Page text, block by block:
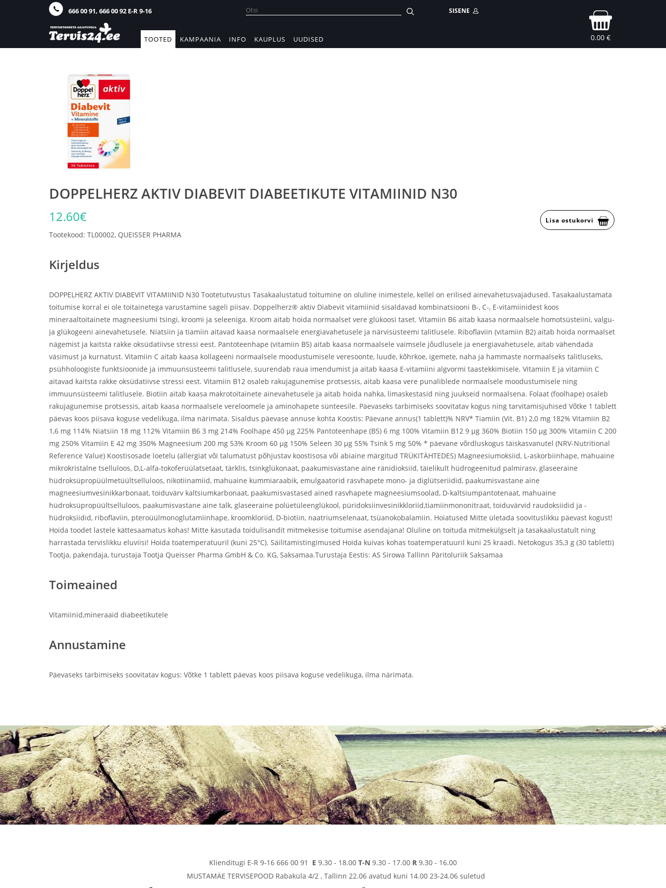
666 00 91, 666 00 92 E-R 9-16 SISENE
TOOTED KAMPAANIA INFO KAUPLUS UUDISED 0.00 €
DOPPELHERZ AKTIV DIABEVIT DIABEETIKUTE VITAMIINID N30
12.60€ Lisa ostukorvi
Tootekood: TL00002, QUEISSER PHARMA
Kirjeldus
DOPPELHERZ AKTIV DIABEVIT VITAMIINID N30 Tootetutvustus Tasakaalustatud toitumine on oluline inimestele, kellel on erilised ainevahetusvajadused. Tasakaalustamata
toitumise korral ei ole toitainetega varustamine sageli piisav. Doppelherz® aktiv Diabevit vitamiinid sisaldavad kombinatsiooni B-, C-, E-vitamiinidest koos
mineraaltoitainete magneesiumi tsingi, kroomi ja seleeniga. Kroom aitab hoida normaalset vere glükoosi taset. Vitamiin B6 aitab kaasa normaalsele homotsüsteiini, valgu-
ja glükogeeni ainevahetusele. Niatsiin ja tiamiin aitavad kaasa normaalsele energiavahetusele ja närvisüsteemi talitlusele. Riboflaviin (vitamiin B2) aitab hoida normaalset
nägemist ja kaitsta rakke oksüdatiivse stressi eest. Pantoteenhape (vitamiin B5) aitab kaasa normaalsele vaimsele jõudlusele ja energiavahetusele, aitab vähendada
väsimust ja kurnatust. Vitamiin C aitab kaasa kollageeni normaalsele moodustumisele veresoonte, luude, kõhrkoe, igemete, naha ja hammaste normaalseks talitluseks,
psühholoogiste funktsioonide ja immuunsüsteemi talitlusele, suurendab raua imendumist ja aitab kaasa E-vitamiini algvormi taastekkimisele. Vitamiin E ja vitamiin C
aitavad kaitsta rakke oksüdatiivse stressi eest. Vitamiin B12 osaleb rakujagunemise protsessis, aitab kaasa vere punaliblede normaalsele moodustumisele ning
immuunsüsteemi talitlusele. Biotiin aitab kaasa makrotoitainete ainevahetusele ja aitab hoida nahka, limaskestasid ning juukseid normaalsena. Folaat (foolhape) osaleb
rakujagunemise protsessis, aitab kaasa normaalsele vereloomele ja aminohapete sünteesile. Päevaseks tarbimiseks soovitatav kogus ning tarvitamisjuhised Võtke 1 tablett
päevas koos piisava koguse vedelikuga, ilma närimata. Sisaldus päevase annuse kohta Koostis: Päevane annus(1 tablett)% NRV* Tiamiin (Vit. B1) 2,0 mg 182% Vitamiin B2
1,6 mg 114% Niatsiin 18 mg 112% Vitamiin B6 3 mg 214% Foolhape 450 µg 225% Pantoteenhape (B5) 6 mg 100% Vitamiin B12 9 µg 360% Biotiin 150 µg 300% Vitamiin C 200
mg 250% Vitamiin E 42 mg 350% Magneesium 200 mg 53% Kroom 60 µg 150% Seleen 30 µg 55% Tsink 5 mg 50% * päevane võrdluskogus täiskasvanutel (NRV-Nutritional
Reference Value) Koostisosade loetelu (allergiat või talumatust põhjustav koostisosa või abiaine märgitud TRÜKITÄHTEDES) Magneesiumoksiid, L-askorbiinhape, mahuaine
mikrokristalne tselluloos, D,L-alfa-tokoferüülatsetaat, tärklis, tsinkglükonaat, paakumisvastane aine ränidioksiid, täielikult hüdrogeenitud palmirasv, glaseeraine
hüdroksüpropüülmetüültselluloos, nikotiinamiid, mahuaine kummiaraabik, emulgaatorid rasvhapete mono- ja diglütseriidid, paakumisvastane aine
magneesiumvesinikkarbonaat, toiduvärv kaltsiumkarbonaat, paakumisvastased ained rasvhapete magneesiumsoolad, D-kaltsiumpantotenaat, mahuaine
hüdroksüpropüültselluloos, paakumisvastane aine talk, glaseeraine polüetüleenglükool, püridoksiinvesinikkloriid,tiamiinmononitraat, toiduvärvid raudoksiidid ja -
hüdroksiidid, riboflaviin, pteroüülmonoglutamiinhape, kroomkloriid, D-biotiin, naatriumselenaat, tsüanokobalamiin. Hoiatused Mitte ületada soovituslikku päevast kogust!
Hoida toodet lastele kättesaamatus kohas! Mitte kasutada toidulisandit mitmekesise toitumise asendajana! Oluline on toituda mitmekülgselt ja tasakaalustatult ning
harrastada tervislikku eluviisi! Hoida toatemperatuuril (kuni 25°C). Säilitamistingimused Hoida kuivas kohas toatemperatuuril kuni 25 kraadi. Netokogus 35,3 g (30 tabletti)
Tootja, pakendaja, turustaja Tootja Queisser Pharma GmbH & Co. KG, Saksamaa.Turustaja Eestis: AS Sirowa Tallinn Päritoluriik Saksamaa
Toimeained
Vitamiinid,mineraaid diabeetikutele
Annustamine
Päevaseks tarbimiseks soovitatav kogus: Võtke 1 tablett päevas koos piisava koguse vedelikuga, ilma närimata.
Klienditugi E-R 9-16 666 00 91 E 9.30 - 18.00 T-N 9.30 - 17.00 R 9.30 - 16.00
MUSTAMÄE TERVISEPOOD Rabaküla 4/2 , Tallinn 22.06 avatud kuni 14.00 23-24.06 suletud